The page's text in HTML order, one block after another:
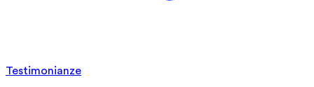
Testimonianze